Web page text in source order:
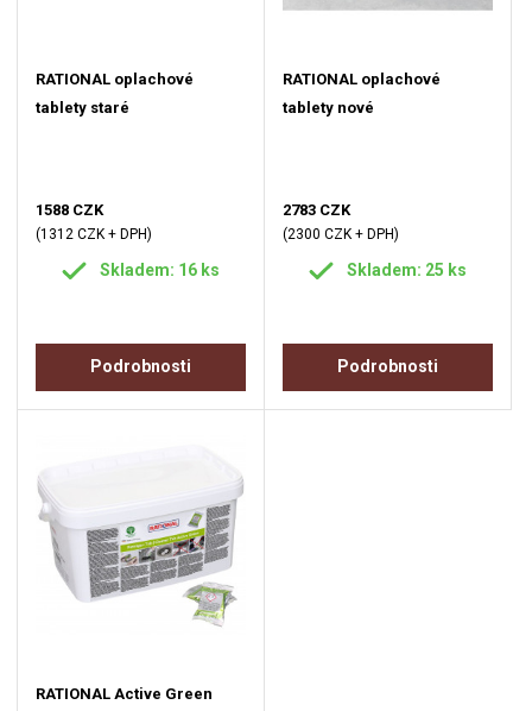
RATIONAL oplachové
tablety staré
1588 CZK
(1312 CZK + DPH)
Skladem: 16 ks
Podrobnosti
RATIONAL oplachové
tablety nové
2783 CZK
(2300 CZK + DPH)
Skladem: 25 ks
Podrobnosti
RATIONAL Active Green